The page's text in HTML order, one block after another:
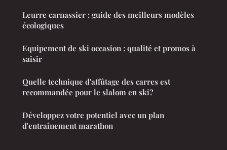
Leurre carnassier : guide des meilleurs modèles
écologiques
Equipement de ski occasion : qualité et promos à
saisir
Quelle technique d'affûtage des carres est
recommandée pour le slalom en ski?
Développez votre potentiel avec un plan
d'entraînement marathon